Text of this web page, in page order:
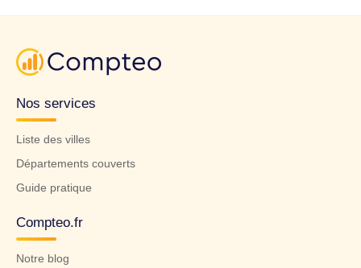
Nos services
Liste des villes
Départements couverts
Guide pratique
Compteo.fr
Notre blog